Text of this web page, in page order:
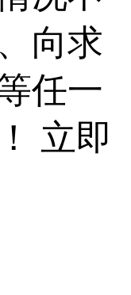
向求
任一
立即